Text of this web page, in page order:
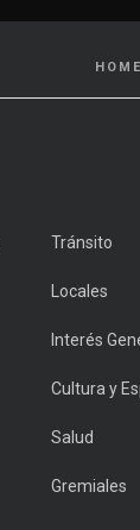
HOME
Tránsito
Locales
Interés
Cultura y
Salud
Gremiales